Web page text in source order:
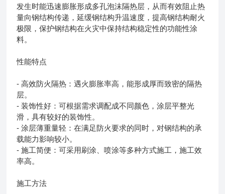
发生时能迅速膨胀形成多孔泡沫隔热层，从而有效阻止热
量向钢结构传递，延缓钢结构升温速度，提高钢结构耐火
极限，保护钢结构在火灾中保持结构稳定性的功能性涂
料。
性能特点
- 高效防火隔热：遇火膨胀率高，能形成厚而致密的隔热
层。
- 装饰性好：可根据需求调配成不同颜色，涂层平整光
滑，具有较好的装饰性。
- 涂层薄重量轻：在满足防火要求的同时，对钢结构的承
载能力影响较小。
- 施工简便：可采用刷涂、喷涂等多种方式施工，施工效
率高。
施工方法